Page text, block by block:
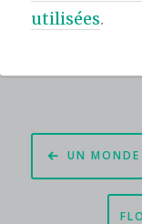
utilisées.
de
l’article
UN